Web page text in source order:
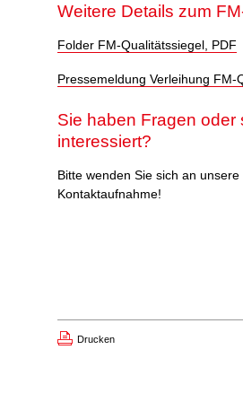
Weitere Details zum
Folder FM-Qualitätssiegel, PDF
Pressemeldung Verleihung
Sie haben Fragen oder
interessiert?
Bitte wenden Sie sich an unsere
Kontaktaufnahme!
Drucken